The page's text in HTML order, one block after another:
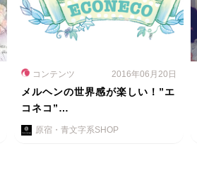
コンテンツ 2016年06月20日
メルヘンの世界感が楽しい！”エ
コネコ”…
原宿・青文字系SHOP